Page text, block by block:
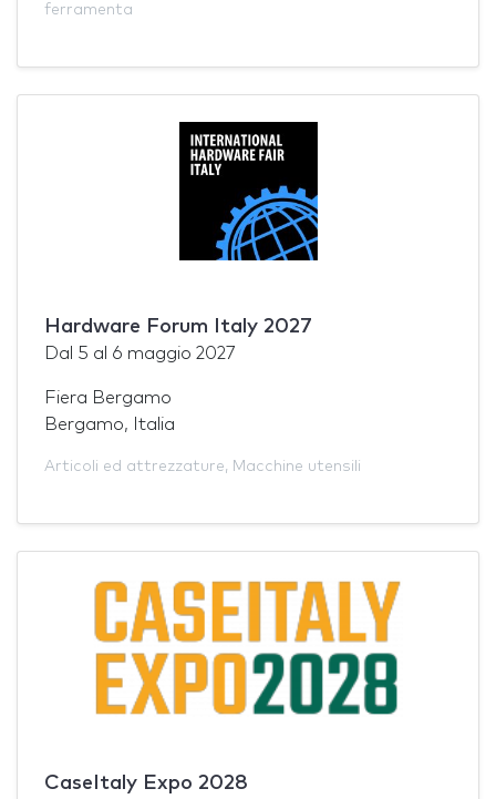
ferramenta
Hardware Forum Italy 2027
Dal 5 al 6 maggio 2027
Fiera Bergamo
Bergamo, Italia
Articoli ed attrezzature, Macchine utensili
CaseItaly Expo 2028